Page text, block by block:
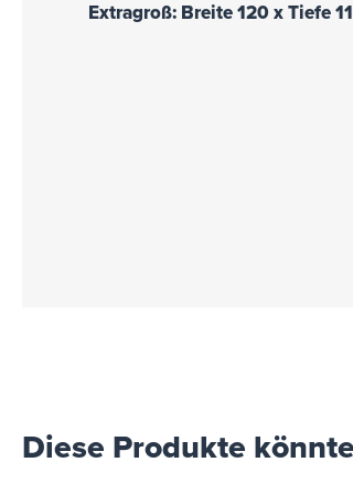
Extragroß: Breite 120 x Tiefe
Diese Produkte